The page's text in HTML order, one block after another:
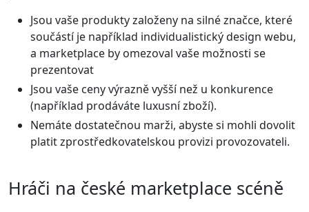
Jsou vaše produkty založeny na silné značce, které
součástí je například individualistický design webu,
a marketplace by omezoval vaše možnosti se
prezentovat
Jsou vaše ceny výrazně vyšší než u konkurence
(například prodáváte luxusní zboží).
Nemáte dostatečnou marži, abyste si mohli dovolit
platit zprostředkovatelskou provizi provozovateli.
Hráči na české marketplace scéně